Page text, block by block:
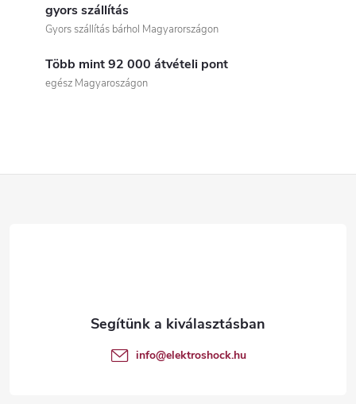
r
gyors szállítás
Gyors szállítás bárhol Magyarországon
Több mint 92 000 átvételi pont
egész Magyaroszágon
info@elektroshock.hu